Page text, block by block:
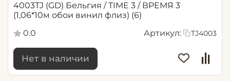
4003TJ (GD) Бельгия / TIME 3 / ВРЕМЯ 3
(1,06*10м обои винил флиз) (6)
0.0
Артикул: TJ4003
Нет в наличии